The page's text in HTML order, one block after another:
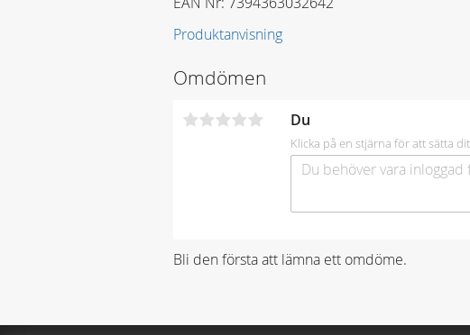
Produktanvisning
Omdömen
Du
Klicka på en stjärna för att sätta
Bli den första att lämna ett omdöme.